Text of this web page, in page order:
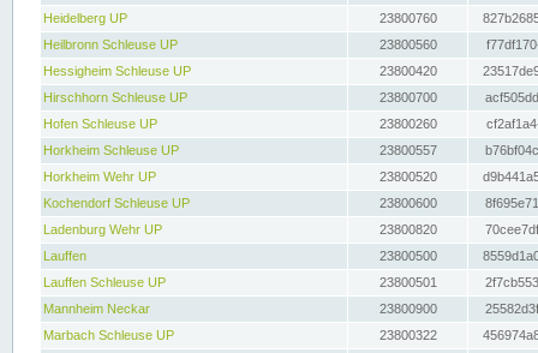
Heidelberg UP
23800760
Heilbronn Schleuse UP
23800560
Hessigheim Schleuse UP
23800420
Hirschhorn Schleuse UP
23800700
Hofen Schleuse UP
23800260
Horkheim Schleuse UP
23800557
Horkheim Wehr UP
23800520
Kochendorf Schleuse UP
23800600
Ladenburg Wehr UP
23800820
Lauffen
23800500
Lauffen Schleuse UP
23800501
Mannheim Neckar
23800900
Marbach Schleuse UP
23800322